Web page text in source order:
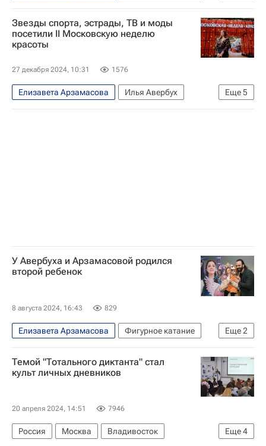
Илья Авербух
Звезды спорта, эстрады, ТВ и моды
посетили II Московскую неделю
красоты
27 декабря 2024, 10:31 1576
Еще5
Елизавета Арзамасова
Илья Авербух
Роман Костомаров
Лера Кудрявцева
У Авербуха и Арзамасовой родился
второй ребенок
8 августа 2024, 16:43 829
Еще2
Елизавета Арзамасова
Фигурное катание
Россия
Илья Авербух
Темой "Тотального диктанта" стал
культ личных дневников
20 апреля 2024, 14:51 7946
Еще4
Россия Москва
Владивосток